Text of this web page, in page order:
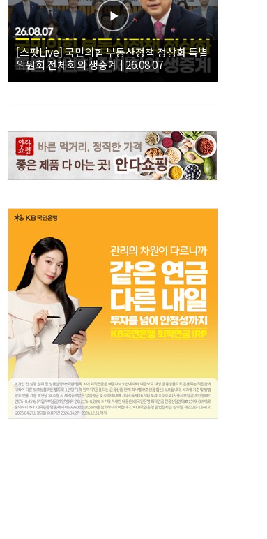
[스팟Live] 국민의힘 부동산정책 정상화 특별
위원회 전체회의 생중계 | 26.08.07